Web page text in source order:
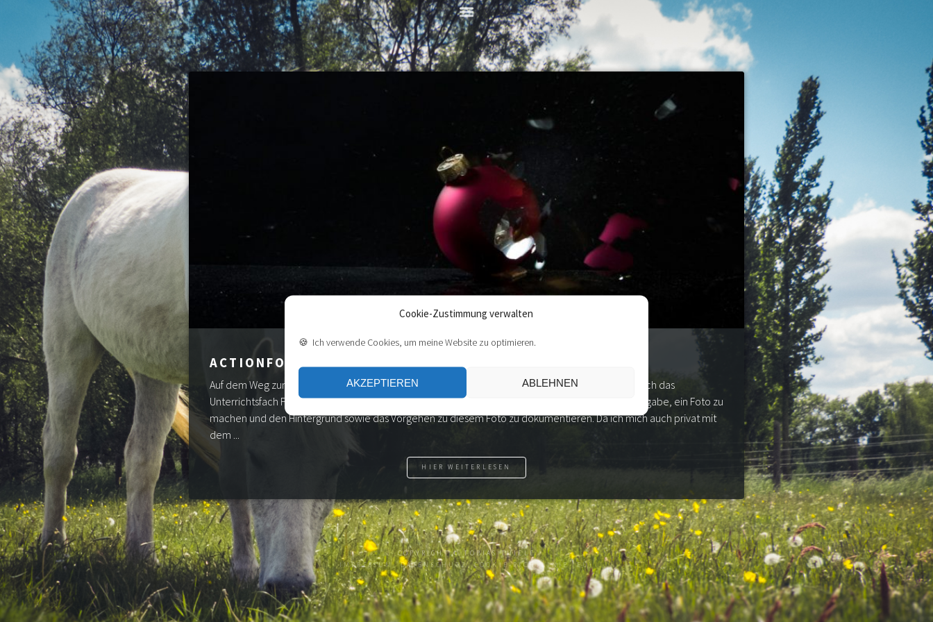
Cookie-Zustimmung verwalten
🍪 Ich verwende Cookies, um meine Website zu optimieren.
AKZEPTIEREN ABLEHNEN
ACTIONFOTOGRAFIE MIT WEIHNACHTSKUGELN
Auf dem Weg zum Mediendesigner bearbeiten wir am b.i.b. International College in Paderborn auch das
Unterrichtsfach Fotografie. Im Rahmen des Abschlussprojektes zu diesem Fach, war es unsere Aufgabe, ein Foto zu
machen und den Hintergrund sowie das Vorgehen zu diesem Foto zu dokumentieren. Da ich mich auch privat mit
dem ...
HIER WEITERLESEN
COPYRIGHT ©TOBIAS THIELE
IMPRESSUM
DATENSCHUTZ COOKIE-RICHTLINIE (EU)